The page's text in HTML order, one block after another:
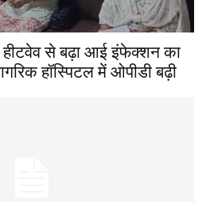
से बढ़ा आई इंफेक्शन का
हॉस्पिटल में ओपीडी बढ़ी